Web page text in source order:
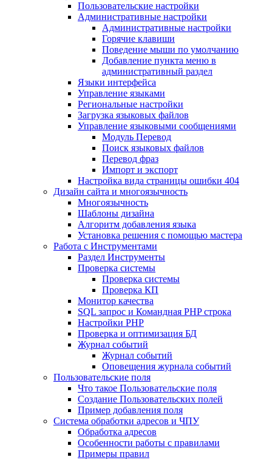
Пользовательские настройки
Административные настройки
Административные настройки
Горячие клавиши
Поведение мыши по умолчанию
Добавление пункта меню в
административный раздел
Языки интерфейса
Управление языками
Региональные настройки
Загрузка языковых файлов
Управление языковыми сообщениями
Mодуль Перевод
Поиск языковых файлов
Перевод фраз
Импорт и экспорт
Настройка вида страницы ошибки 404
Дизайн сайта и многоязычность
Многоязычность
Шаблоны дизайна
Алгоритм добавления языка
Установка решения с помощью мастера
Работа с Инструментами
Раздел Инструменты
Проверка системы
Проверка системы
Проверка КП
Монитор качества
SQL запрос и Командная PHP строка
Настройки PHP
Проверка и оптимизация БД
Журнал событий
Журнал событий
Оповещения журнала событий
Пользовательские поля
Что такое Пользовательские поля
Создание Пользовательских полей
Пример добавления поля
Система обработки адресов и ЧПУ
Обработка адресов
Особенности работы с правилами
Примеры правил